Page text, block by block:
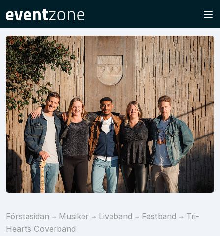
Förstasidan Musiker Liveband Festband
Tri-
Hearts Coverband